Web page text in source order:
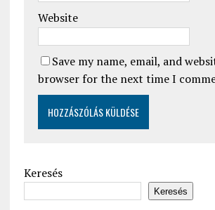
Website
Save my name, email, and
browser for the next time I
Keresés
Keresés